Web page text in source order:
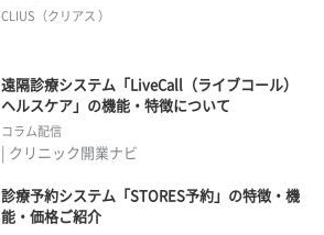
CLIUS（クリアス ）
遠隔診療システム「LiveCall（ライブコール）
ヘルスケア」の機能・特徴について
コラム配信
| クリニック開業ナビ
診療予約システム「STORES予約」の特徴・機
能・価格ご紹介